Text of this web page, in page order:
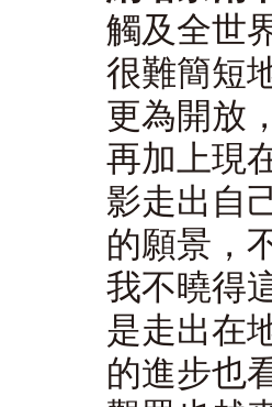
觸及全世
很難簡短
更為開放
再加上現
影走出自
的願景，
我不曉得
是走出在
的進步也